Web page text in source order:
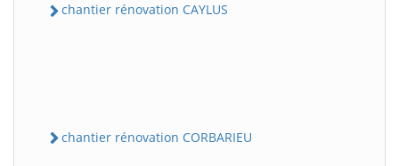
chantier rénovation CAYLUS
chantier rénovation CORBARIEU